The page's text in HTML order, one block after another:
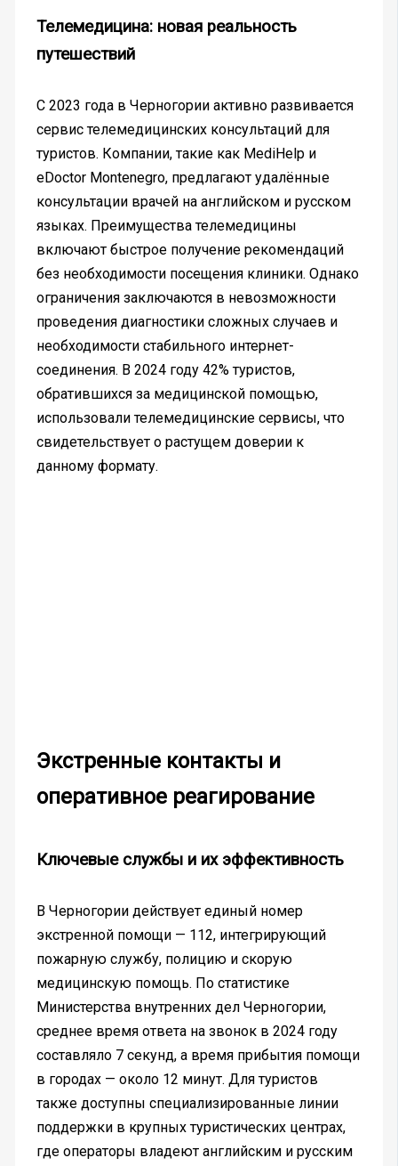
Телемедицина: новая реальность
путешествий
С 2023 года в Черногории активно развивается
сервис телемедицинских консультаций для
туристов. Компании, такие как MediHelp и
eDoctor Montenegro, предлагают удалённые
консультации врачей на английском и русском
языках. Преимущества телемедицины
включают быстрое получение рекомендаций
без необходимости посещения клиники. Однако
ограничения заключаются в невозможности
проведения диагностики сложных случаев и
необходимости стабильного интернет-
соединения. В 2024 году 42% туристов,
обратившихся за медицинской помощью,
использовали телемедицинские сервисы, что
свидетельствует о растущем доверии к
данному формату.
Экстренные контакты и
оперативное реагирование
Ключевые службы и их эффективность
В Черногории действует единый номер
экстренной помощи — 112, интегрирующий
пожарную службу, полицию и скорую
медицинскую помощь. По статистике
Министерства внутренних дел Черногории,
среднее время ответа на звонок в 2024 году
составляло 7 секунд, а время прибытия помощи
в городах — около 12 минут. Для туристов
также доступны специализированные линии
поддержки в крупных туристических центрах,
где операторы владеют английским и русским